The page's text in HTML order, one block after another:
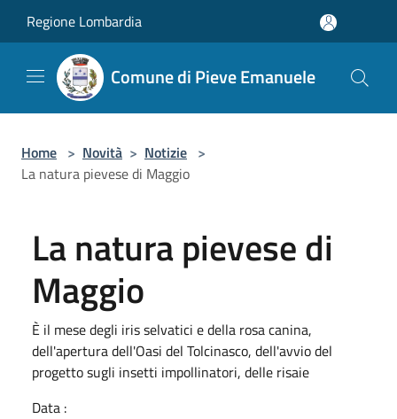
Regione Lombardia
Comune di Pieve Emanuele
Home > Novità > Notizie >
La natura pievese di Maggio
La natura pievese di
Maggio
È il mese degli iris selvatici e della rosa canina,
dell'apertura dell'Oasi del Tolcinasco, dell'avvio del
progetto sugli insetti impollinatori, delle risaie
Data :